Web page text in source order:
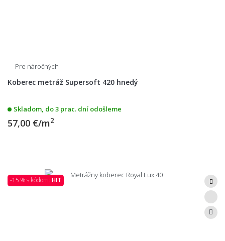
Pre náročných
Koberec metráž Supersoft 420 hnedý
Skladom, do 3 prac. dní odošleme
57,00 €/m2
-15 % s kódom: HIT